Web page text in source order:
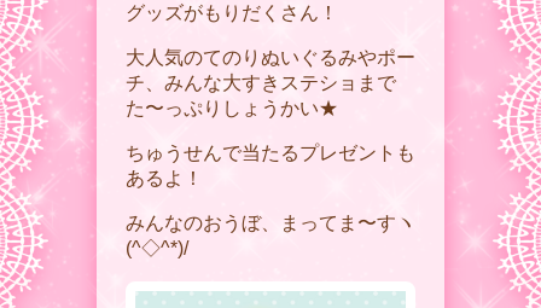
グッズがもりだくさん！
大人気のてのりぬいぐるみやポー
チ、みんな大すきステショまで
た〜っぷりしょうかい★
ちゅうせんで当たるプレゼントも
あるよ！
みんなのおうぼ、まってま〜すヽ
(^◇^*)/